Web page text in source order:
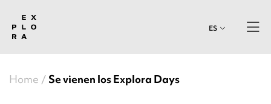
ES
Home Se vienen los Explora Days